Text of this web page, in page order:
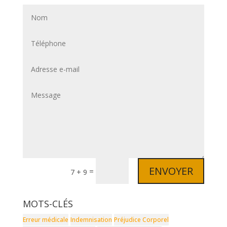
7 + 9 = ENVOYER
MOTS-CLÉS
Erreur médicale Indemnisation Préjudice Corporel